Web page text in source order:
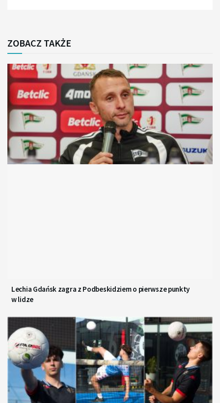
ZOBACZ TAKŻE
Lechia Gdańsk zagra z Podbeskidziem o pierwsze punkty
w lidze